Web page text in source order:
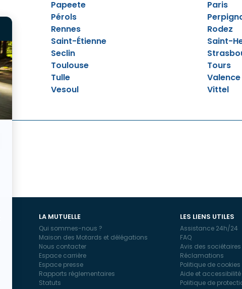
Papeete
Paris
Pérols
Rennes
Rodez
Saint-Étienne
Saint-
Seclin
Toulouse
Tours
Tulle
Valence
Vesoul Vittel
LA MUTUELLE
Qui sommes-nous ?
Maison des Motards et délégations
Nous contacter
Espace carrière
Espace presse
Rapports réglementaires
Statuts
LES LIENS UTILES
Assistance 24h/24
FAQ
Avis des sociétaires
Réclamations
Politique de cookies
Aide et accessibilité
Politique de